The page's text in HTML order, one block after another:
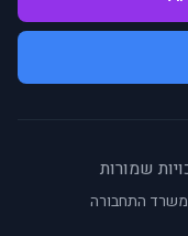
התחבורה